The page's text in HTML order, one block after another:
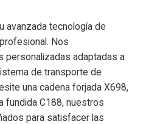
avanzada tecnología de
Nos
personalizadas adaptadas a
de transporte de
una cadena forjada X698,
fundida C188, nuestros
para satisfacer las